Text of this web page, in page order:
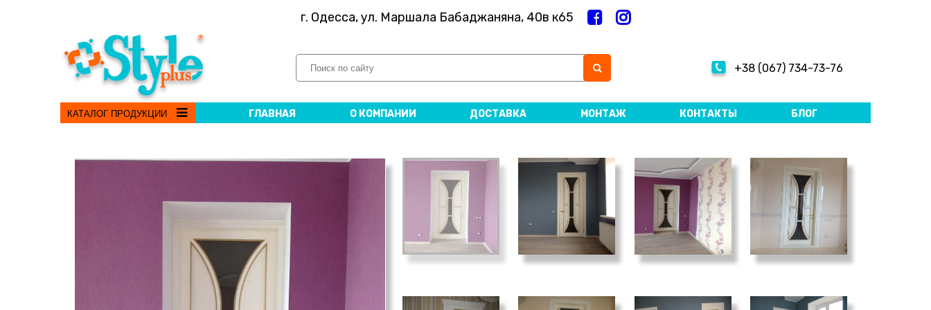
г. Одесса, ул. Маршала Бабаджаняна, 40в к65
+38 (067) 734-73-76
КАТАЛОГ ПРОДУКЦИИ ГЛАВНАЯ О КОМПАНИИ ДОСТАВКА МОНТАЖ КОНТАКТЫ БЛОГ